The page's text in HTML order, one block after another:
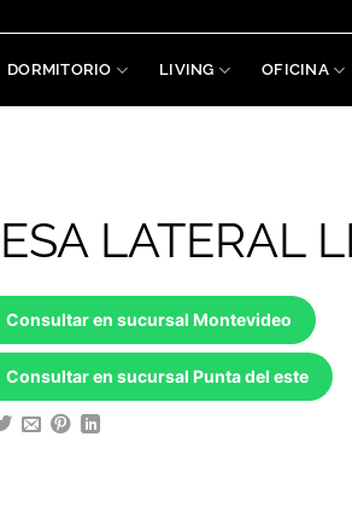
DORMITORIO LIVING OFICINA
LATERAL
Consultar en sucursal Montevideo
Consultar en sucursal Punta del este